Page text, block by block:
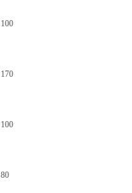
100
170
100
80